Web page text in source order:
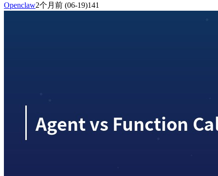
Openclaw2个月前 (06-19)141